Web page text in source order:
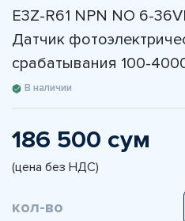
E3Z-R61 NPN NO 6-
Датчик
срабатывания 100-
В наличии
186 500 сум
(цена без НДС)
кол-во